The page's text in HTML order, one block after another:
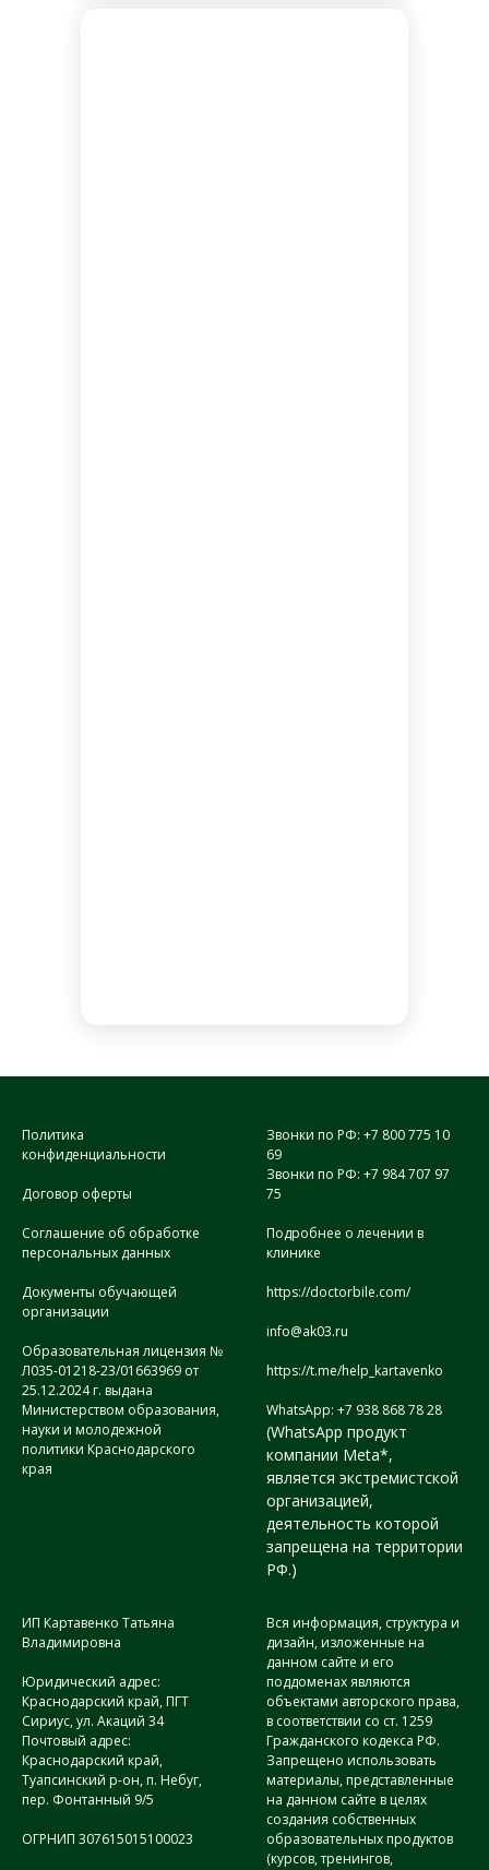
Политика
конфиденциальности
Договор оферты
Соглашение об обработке
персональных данных
Документы обучающей
организации
Образовательная лицензия №
Л035-01218-23/01663969 от
25.12.2024 г. выдана
Министерством образования,
науки и молодежной
политики Краснодарского
края
Звонки по РФ: +7 800 775 10
69
Звонки по РФ: +7 984 707 97
75
Подробнее о лечении в
клинике
https://doctorbile.com/
info@ak03.ru
https://t.me/help_kartavenko
WhatsApp: +7 938 868 78 28
(WhatsApp продукт
компании Meta*,
является экстремистской
организацией,
деятельность которой
запрещена на территории
РФ.)
ИП Картавенко Татьяна
Владимировна
Юридический адрес:
Краснодарский край, ПГТ
Сириус, ул. Акаций 34
Почтовый адрес:
Краснодарский край,
Туапсинский р-он, п. Небуг,
пер. Фонтанный 9/5
ОГРНИП 307615015100023
Вся информация, структура и
дизайн, изложенные на
данном сайте и его
поддоменах являются
объектами авторского права,
в соответствии со ст. 1259
Гражданского кодекса РФ.
Запрещено использовать
материалы, представленные
на данном сайте в целях
создания собственных
образовательных продуктов
(курсов, тренингов,